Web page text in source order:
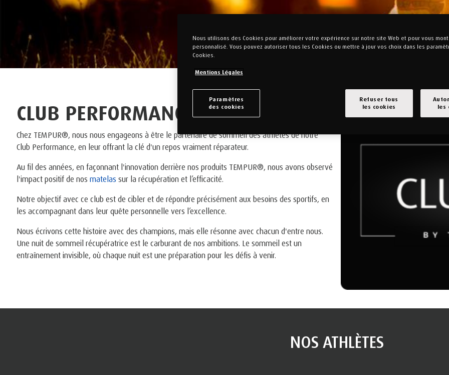
CLUB PERFORMANCE TEMPUR®
Chez TEMPUR®, nous nous engageons à être le partenaire de sommeil des athlètes de notre
Club Performance, en leur offrant la clé d'un repos vraiment réparateur.
Au fil des années, en façonnant l'innovation derrière nos produits TEMPUR®, nous avons observé
l'impact positif de nos matelas sur la récupération et l’efficacité.
Notre objectif avec ce club est de cibler et de répondre précisément aux besoins des sportifs, en
les accompagnant dans leur quête personnelle vers l’excellence.
Nous écrivons cette histoire avec des champions, mais elle résonne avec chacun d'entre nous.
Une nuit de sommeil récupératrice est le carburant de nos ambitions. Le sommeil est un
entraînement invisible, où chaque nuit est une préparation pour les défis à venir.
NOS ATHLÈTES
Nous utilisons des Cookies pour améliorer votre expérience sur notre site Web et pour vous
personnalisé. Vous pouvez autoriser tous les Cookies ou mettre à jour vos choix dans les
Cookies.
Mentions Légales
Paramètres
des cookies
Refuser tous
les cookies
les